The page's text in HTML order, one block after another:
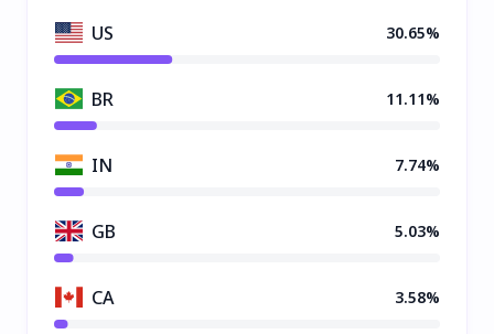
US
30.65%
BR 11.11%
IN 7.74%
GB 5.03%
CA 3.58%